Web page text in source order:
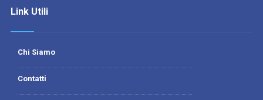
Link Utili
Chi Siamo
Contatti